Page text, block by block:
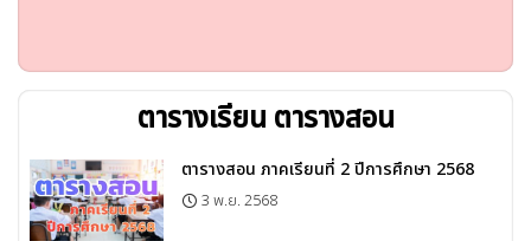
ตารางเรียน ตารางสอน
ตารางสอน ภาคเรียนที่ 2 ปีการศึกษา 2568
3 พ.ย. 2568